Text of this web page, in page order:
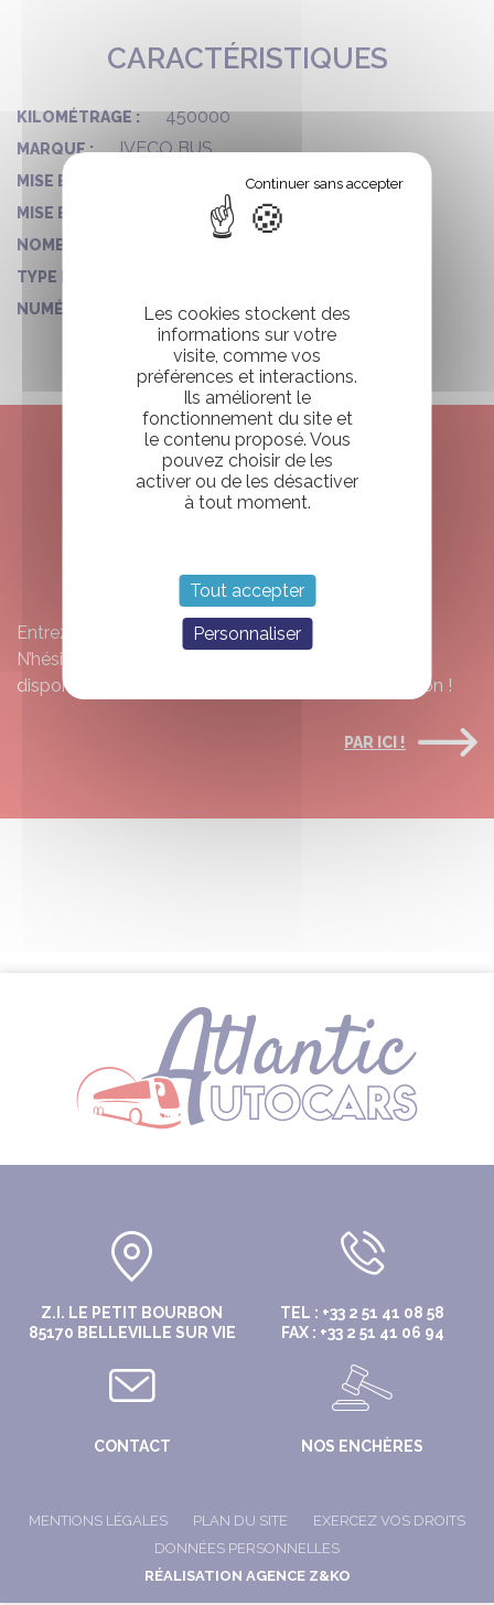
CARACTÉRISTIQUES
KILOMÉTRAGE : 450000
MARQUE : IVECO BUS
MISE EN CIRCULATION : 07/01/2016
MISE EN CIRCULATION - ANNÉE :
NOMBRE DE PLACES : 60
TYPE D'AUTOCAR :
NUMÉRO DE VO : 717
ENVIE DE RESERVER
Entrez vos dates et voyez ce qui est disponible.
N’hésitez pas à nous contacter s’il n’y a pas de
disponibilité, nous essaierons de trouver une solution !
PAR ICI !
Z.I. LE PETIT BOURBON
85170 BELLEVILLE SUR VIE
TEL : +33 2 51 41 08 58
FAX : +33 2 51 41 06 94
CONTACT NOS ENCHÈRES
MENTIONS LÉGALES PLAN DU SITE
EXERCEZ VOS DROITS
DONNÉES PERSONNELLES
RÉALISATION AGENCE Z&KO
Les cookies stockent des
informations sur votre
visite, comme vos
préférences et interactions.
Ils améliorent le
fonctionnement du site et
le contenu proposé. Vous
pouvez choisir de les
activer ou de les désactiver
à tout moment.
Tout accepter
Personnaliser